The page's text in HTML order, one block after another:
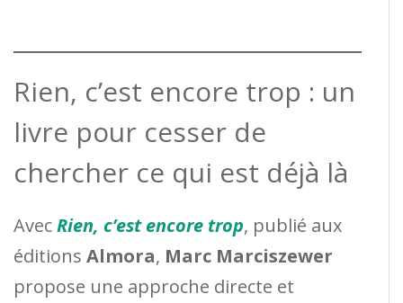
Rien, c’est encore trop : un
livre pour cesser de
chercher ce qui est déjà là
AvecRien, c’est encore trop, publié aux
éditions Almora, Marc Marciszewer
propose une approche directe et